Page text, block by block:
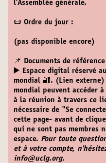
l’Assemblée générale.
📜 Ordre du jour :
(pas disponible encore)
📌 Documents de
▶️ Espace digital réservé
mondial 🔐. (Lien externe)
mondial peuvent accéder
à la réunion à travers ce
nécessaire de "Se
cette page- avant de
qui ne sont pas membres
espace. Pour toute
et à votre compte,
info@uclg.org.